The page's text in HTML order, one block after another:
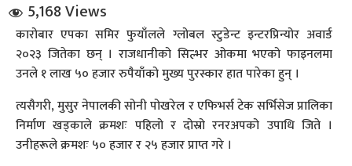
संवाद
5,168 Views
कारोबार एपका समिर फुयाँलले ग्लोबल स्टुडेन्ट इन्टरप्रिन्योर अवार्ड
२०२३ जितेका छन् । राजधानीको सिल्भर ओकमा भएको फाइनलमा
उनले १ लाख ५० हजार रुपैयाँको मुख्य पुरस्कार हात पारेका हुन् ।
त्यसैगरी, मुसुर नेपालकी सोनी पोखरेल र एफिभर्स टेक सर्भिसेज प्रालिका
निर्माण खड्काले क्रमशः पहिलो र दोस्रो रनरअपको उपाधि जिते ।
उनीहरूले क्रमशः ५० हजार र २५ हजार प्राप्त गरे ।